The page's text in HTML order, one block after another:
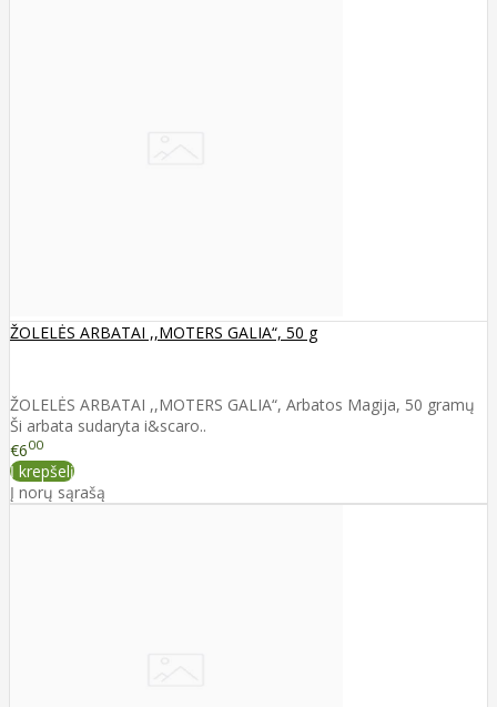
ŽOLELĖS ARBATAI ,,MOTERS GALIA“, 50 g
ŽOLELĖS ARBATAI ,,MOTERS GALIA“, Arbatos Magija, 50 gramų
Ši arbata sudaryta i&scaro..
€600
Į krepšelį
Į norų sąrašą